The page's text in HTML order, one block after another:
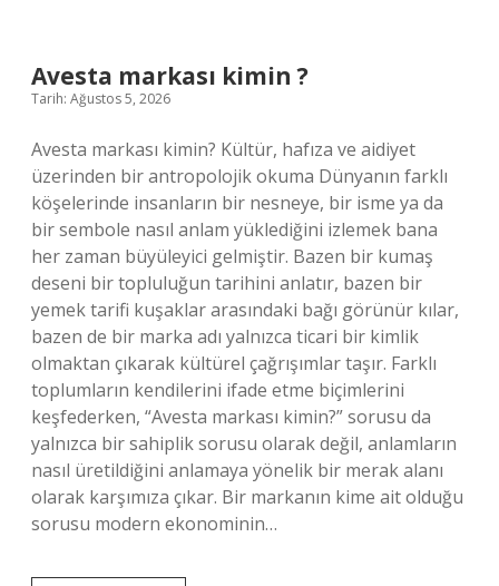
Avesta markası kimin ?
Tarih: Ağustos 5, 2026
Avesta markası kimin? Kültür, hafıza ve aidiyet
üzerinden bir antropolojik okuma Dünyanın farklı
köşelerinde insanların bir nesneye, bir isme ya da
bir sembole nasıl anlam yüklediğini izlemek bana
her zaman büyüleyici gelmiştir. Bazen bir kumaş
deseni bir topluluğun tarihini anlatır, bazen bir
yemek tarifi kuşaklar arasındaki bağı görünür kılar,
bazen de bir marka adı yalnızca ticari bir kimlik
olmaktan çıkarak kültürel çağrışımlar taşır. Farklı
toplumların kendilerini ifade etme biçimlerini
keşfederken, “Avesta markası kimin?” sorusu da
yalnızca bir sahiplik sorusu olarak değil, anlamların
nasıl üretildiğini anlamaya yönelik bir merak alanı
olarak karşımıza çıkar. Bir markanın kime ait olduğu
sorusu modern ekonominin…